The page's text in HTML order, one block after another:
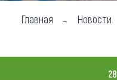
Чем заняться
Главная Новости